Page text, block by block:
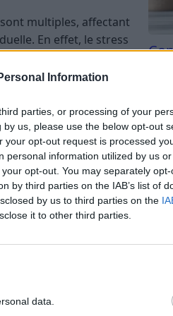
Information
parties, or processing of your
us, please use the below opt-out
opt-out request is processed
personal information utilized by us
opt-out. You may separately
by third parties on the IAB’s list of
by us to third parties on the
it to other third parties.
data.
multiples, affectant
En effet, le stress
sur le corps, parfois
en milieu
souvent liées
l’anxiété ou à la
qui peut se
Tri
du